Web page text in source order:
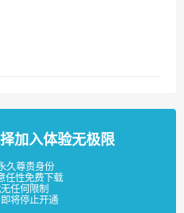
加入体验无极限
久尊贵身份
任性免费下载
任何限制
将停止开通